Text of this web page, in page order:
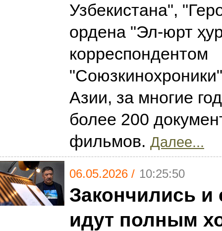
Узбекистана",
ордена "Эл-юрт
корреспондентом
Азии, за многие
более 200
фильмов. Далее...
06.05.2026 / 10:25:50
Закончились и
идут полным